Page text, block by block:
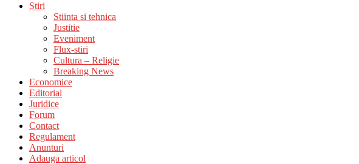
Stiri
Stiinta si tehnica
Justitie
Eveniment
Flux-stiri
Cultura – Religie
Breaking News
Economice
Editorial
Juridice
Forum
Contact
Regulament
Anunturi
Adauga articol